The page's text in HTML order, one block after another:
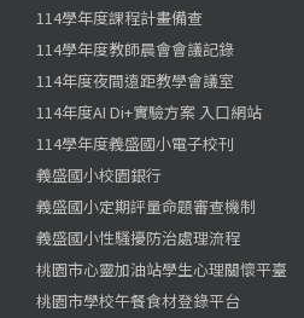
114學年度課程計畫備查
114學年度教師晨會會議記錄
114年度夜間遠距教學會議室
114年度AI Di+實驗方案 入口網站
114學年度義盛國小電子校刊
義盛國小校園銀行
義盛國小定期評量命題審查機制
義盛國小性騷擾防治處理流程
桃園市心靈加油站學生心理關懷平臺
桃園市學校午餐食材登錄平台